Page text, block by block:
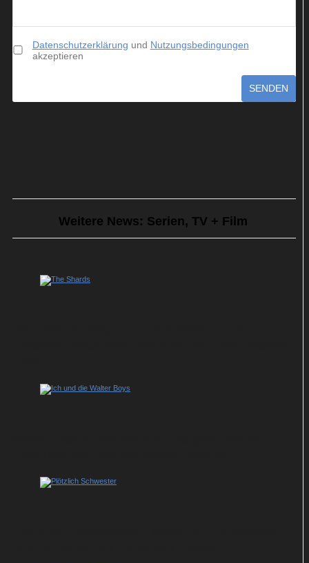
Datenschutzerklärung und Nutzungsbedingungen
akzeptieren
SENDEN
Weitere News: Serien, TV + Film